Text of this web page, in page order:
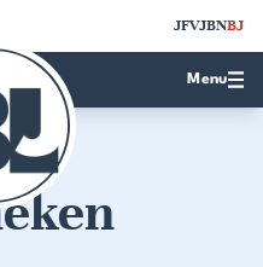
JFVJBNBJ
Menu